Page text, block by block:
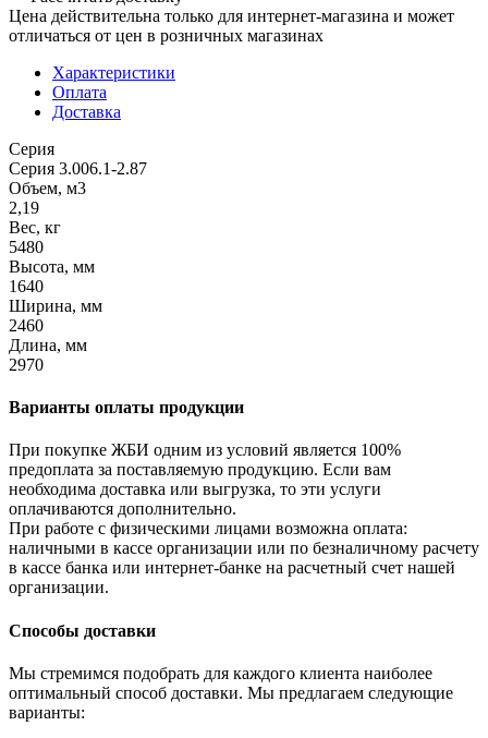
Цена действительна только для интернет-магазина и может
отличаться от цен в розничных магазинах
Характеристики
Оплата
Доставка
Серия
Серия 3.006.1-2.87
Объем, м3
2,19
Вес, кг
5480
Высота, мм
1640
Ширина, мм
2460
Длина, мм
2970
Варианты оплаты продукции
При покупке ЖБИ одним из условий является 100%
предоплата за поставляемую продукцию. Если вам
необходима доставка или выгрузка, то эти услуги
оплачиваются дополнительно.
При работе с физическими лицами возможна оплата:
наличными в кассе организации или по безналичному расчету
в кассе банка или интернет-банке на расчетный счет нашей
организации.
Способы доставки
Мы стремимся подобрать для каждого клиента наиболее
оптимальный способ доставки. Мы предлагаем следующие
варианты: